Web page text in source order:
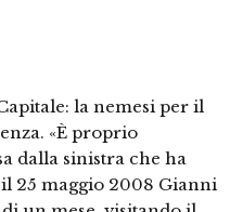
la nemesi per il
«È proprio
dalla sinistra che ha
il 25 maggio 2008 Gianni